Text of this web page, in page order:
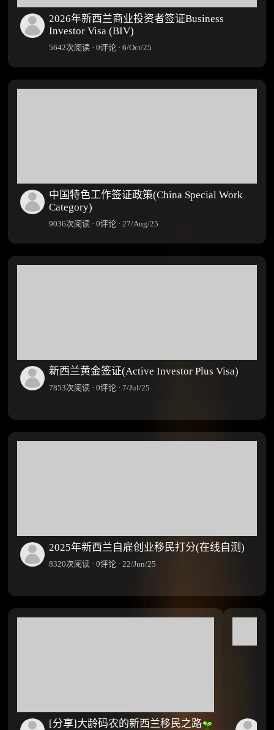
2026年新西兰商业投资者签证Business
Investor Visa (BIV)
5642次阅读 · 0评论 · 6/Oct/25
中国特色工作签证政策(China Special Work
Category)
9036次阅读 · 0评论 · 27/Aug/25
新西兰黄金签证(Active Investor Plus Visa)
7853次阅读 · 0评论 · 7/Jul/25
2025年新西兰自雇创业移民打分(在线自测)
8320次阅读 · 0评论 · 22/Jun/25
[分享]大龄码农的新西兰移民之路